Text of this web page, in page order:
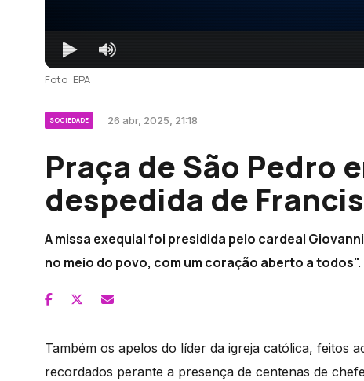
Foto: EPA
SOCIEDADE 26 abr, 2025, 21:18
Praça de São Pedro
despedida de
A missa exequial foi presidida pelo cardeal
no meio do povo, com um coração aberto a todos".
Também os apelos do líder da igreja católica, feitos
recordados perante a presença de centenas de